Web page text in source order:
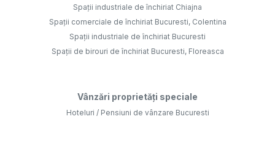
Spații industriale de închiriat Chiajna
Spații comerciale de închiriat Bucuresti, Colentina
Spații industriale de închiriat Bucuresti
Spații de birouri de închiriat Bucuresti, Floreasca
Vânzări proprietăți speciale
Hoteluri / Pensiuni de vânzare Bucuresti